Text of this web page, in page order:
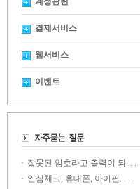
결제서비스
웹서비스
이벤트
잘못된 암호라고 출력이 되. . .
안심체크, 휴대폰, 아이핀. . .